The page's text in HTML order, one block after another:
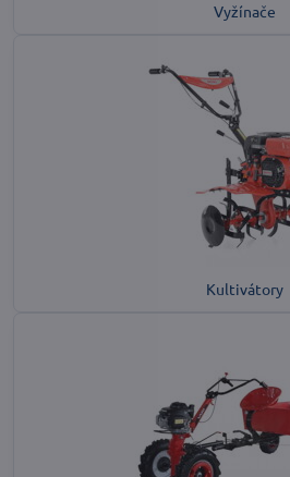
Vyžínače
Kultivátory